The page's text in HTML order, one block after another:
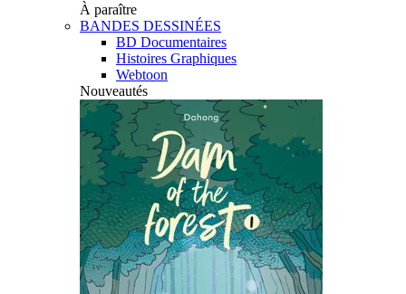
À paraître
BANDES DESSINÉES
BD Documentaires
Histoires Graphiques
Webtoon
Nouveautés